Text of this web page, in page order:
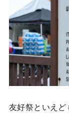
友好祭といえ